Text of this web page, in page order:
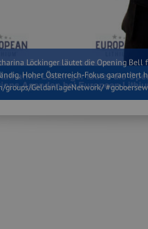
Löckinger läutet die Opening Bell
Hoher Österreich-Fokus
groups/GeldanlageNetwork/